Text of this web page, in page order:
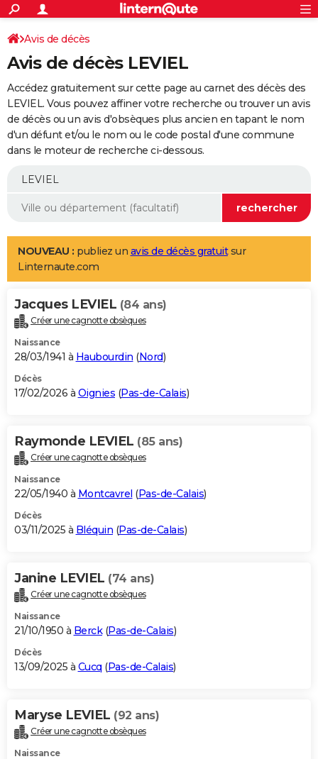
ACTUALITÉS
Politique
Société
Faits Divers
Education
Monde
Villes
+
SPORT
Coupe du monde 2026
Football
Tennis
Cyclisme
Rugby
Forum
Programme TV
TNTStreaming
Cinéma
Sorties cinéma
Musique
+FINANCE
Retraite
Impôts
Epargne
Immobilier
Risques naturels par ville
Banque
Assurance
Crédit
AUTO
Essais
Réserver un essai
Citadines
Berlines
SUV
Forum auto
+
Mobiles
Meilleur smartphone
Internet
Ordinateurs
Jeux vidéo
Guide high-tech
Aménagement intérieur
LIFESTYLE
Art de vivre
Bien-être
Loisirs
Mode
Modes de vie
Alimentation
Guide de la santé
Maladies
Médicaments
Sommeil
VOYAGE
Destinations
City break
Voyage nature
Voyage de noces
Forum
Climat
+PHOTO
GUIDES D'ACHAT
BONS PLANS
Carte de Noël
Carte Bonne année
Carte Saint-Valentin
Carte Pâques
Carte d'anniversaire
DICTIONNAIRE
Dictionnaire
Biographies
Citations
Expressions
Proverbes
PROGRAMME TV
S'inscrire
Se connecter
Lycées
Collèges
Primaires
Universités
Entreprises
Service militaire
Avis de recherche
AVIS DE DÉCÈS
Bricolage
Lifestyle
Culture
Sport
Auto
Television
Voyage
Cinema
Avis de décès
Avis de décès LEVIEL
Accédez gratuitement sur cette page au carnet des décès des
LEVIEL. Vous pouvez affiner votre recherche ou trouver un avis
de décès ou un avis d'obsèques plus ancien en tapant le nom
d'un défunt et/ou le nom ou le code postal d'une commune
dans le moteur de recherche ci-dessous.
NOUVEAU : publiez un avis de décès gratuitsur
Linternaute.com
Jacques LEVIEL (84 ans)
Créer une cagnotte obsèques
Naissance
28/03/1941 à Haubourdin (Nord)
Décès
17/02/2026 à Oignies (Pas-de-Calais)
Raymonde LEVIEL (85 ans)
Créer une cagnotte obsèques
Naissance
22/05/1940 à Montcavrel (Pas-de-Calais)
Décès
03/11/2025 à Bléquin (Pas-de-Calais)
Janine LEVIEL (74 ans)
Créer une cagnotte obsèques
Naissance
21/10/1950 à Berck(Pas-de-Calais)
Décès
13/09/2025 à Cucq (Pas-de-Calais)
Maryse LEVIEL (92 ans)
Créer une cagnotte obsèques
Naissance